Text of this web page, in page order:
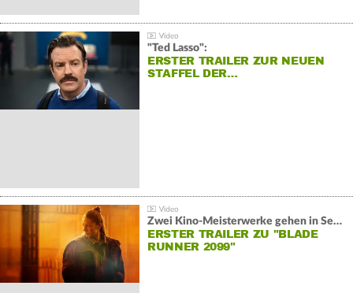
"Ted Lasso":
ERSTER TRAILER ZUR NEUEN
STAFFEL DER…
Zwei Kino-Meisterwerke gehen in Serie:
ERSTER TRAILER ZU "BLADE
RUNNER 2099"